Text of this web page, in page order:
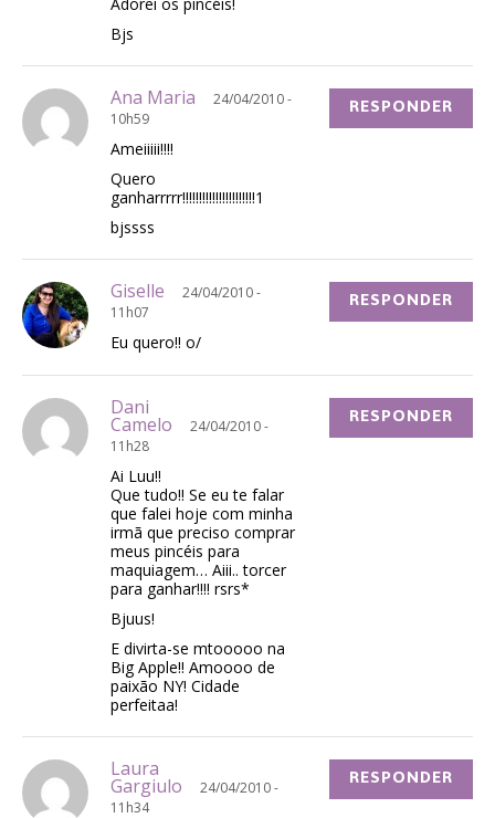
Bjs
Ana Maria
24/04/2010 -
10h59
Ameiiiii!!!!
Quero
ganharrrrr!!!!!!!!!!!!!!!!!!!!!!1
bjssss
RESPONDER
Giselle
24/04/2010 -
11h07
Eu quero!! o/
RESPONDER
Dani
Camelo
24/04/2010 -
11h28
Ai Luu!!
Que tudo!! Se eu te falar
que falei hoje com minha
irmã que preciso comprar
meus pincéis para
maquiagem… Aiii.. torcer
para ganhar!!!! rsrs*
Bjuus!
E divirta-se mtooooo na
Big Apple!! Amoooo de
paixão NY! Cidade
perfeitaa!
RESPONDER
Laura
Gargiulo
24/04/2010 -
11h34
RESPONDER